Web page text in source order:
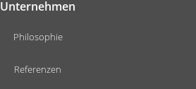
Unternehmen
Philosophie
Referenzen